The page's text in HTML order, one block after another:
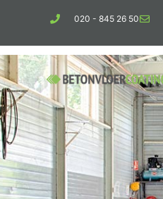
020 - 845 26 50